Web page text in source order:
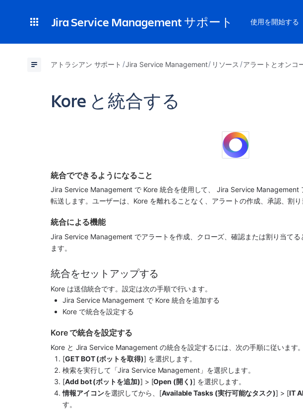
Jira Service Management サポート 使用を開始する
アトラシアン サポート Jira Service Management リソース アラートとオンコ
Kore と統合する
統合でできるようになること
Jira Service Management で Kore 統合を使用して、 Jira Service Management
転送します。ユーザーは、 Kore を離れることなく、アラートの作成、承認、割り
統合による機能
Jira Service Management でアラートを作成、クローズ、確認または割り当てる
ます。
統合をセットアップする
Kore は送信統合です。設定は次の手順で行います。
Jira Service Management で Kore 統合を追加する
Kore で統合を設定する
Kore で統合を設定する
Kore と Jira Service Management の統合を設定するには、次の手順に従います。
[GET BOT (ボットを取得)] を選択します。
検索を実行して「Jira Service Management」を選択します。
[Add bot (ボットを追加)] > [Open (開く)] を選択します。
情報アイコンを選択してから、[Available Tasks (実行可能なタスク)] > [IT
す。